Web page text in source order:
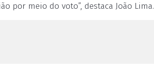
por meio do voto”, destaca João Lima.